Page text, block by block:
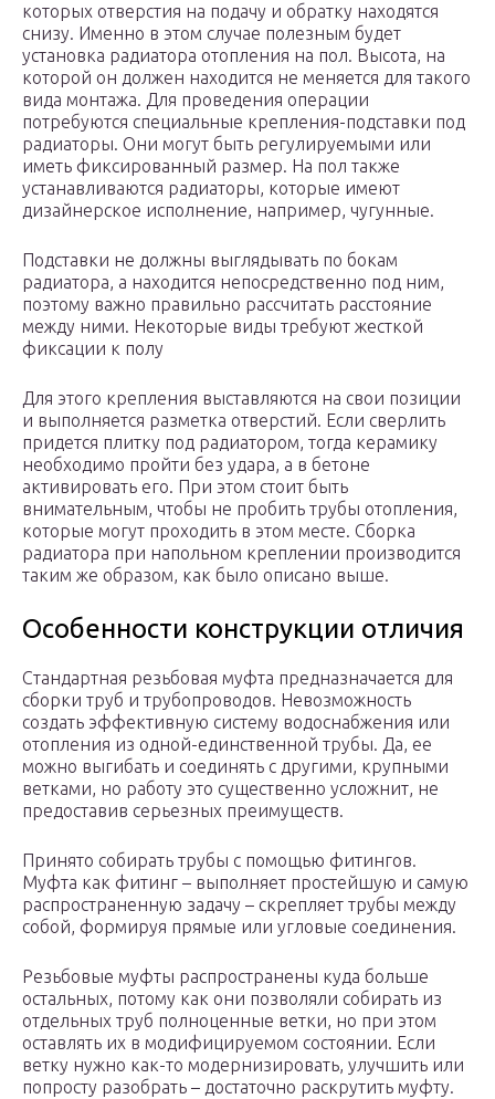
которых отверстия на подачу и обратку находятся
снизу. Именно в этом случае полезным будет
установка радиатора отопления на пол. Высота, на
которой он должен находится не меняется для такого
вида монтажа. Для проведения операции
потребуются специальные крепления-подставки под
радиаторы. Они могут быть регулируемыми или
иметь фиксированный размер. На пол также
устанавливаются радиаторы, которые имеют
дизайнерское исполнение, например, чугунные.
Подставки не должны выглядывать по бокам
радиатора, а находится непосредственно под ним,
поэтому важно правильно рассчитать расстояние
между ними. Некоторые виды требуют жесткой
фиксации к полу
Для этого крепления выставляются на свои позиции
и выполняется разметка отверстий. Если сверлить
придется плитку под радиатором, тогда керамику
необходимо пройти без удара, а в бетоне
активировать его. При этом стоит быть
внимательным, чтобы не пробить трубы отопления,
которые могут проходить в этом месте. Сборка
радиатора при напольном креплении производится
таким же образом, как было описано выше.
Особенности конструкции отличия
Стандартная резьбовая муфта предназначается для
сборки труб и трубопроводов. Невозможность
создать эффективную систему водоснабжения или
отопления из одной-единственной трубы. Да, ее
можно выгибать и соединять с другими, крупными
ветками, но работу это существенно усложнит, не
предоставив серьезных преимуществ.
Принято собирать трубы с помощью фитингов.
Муфта как фитинг – выполняет простейшую и самую
распространенную задачу – скрепляет трубы между
собой, формируя прямые или угловые соединения.
Резьбовые муфты распространены куда больше
остальных, потому как они позволяли собирать из
отдельных труб полноценные ветки, но при этом
оставлять их в модифицируемом состоянии. Если
ветку нужно как-то модернизировать, улучшить или
попросту разобрать – достаточно раскрутить муфту.